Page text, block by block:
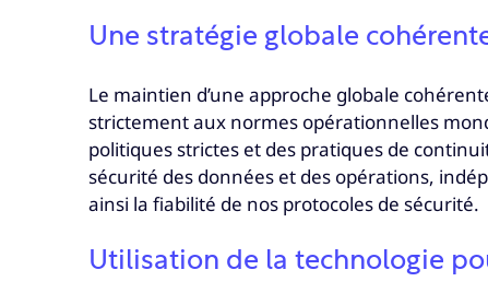
Une stratégie globale
Le maintien d’une approche globale
strictement aux normes opérationnelles
politiques strictes et des pratiques de
sécurité des données et des opérations,
ainsi la fiabilité de nos protocoles de sécurité.
Utilisation de la technologie